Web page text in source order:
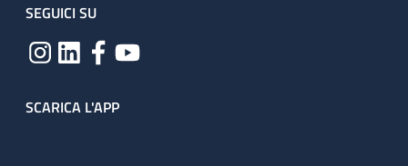
SEGUICI SU
SCARICA L'APP